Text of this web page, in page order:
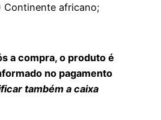
Continente africano;
a compra, o produto é
no pagamento
também a caixa